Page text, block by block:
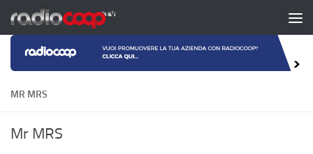
Salta al contenuto
MR MRS
Mr MRS